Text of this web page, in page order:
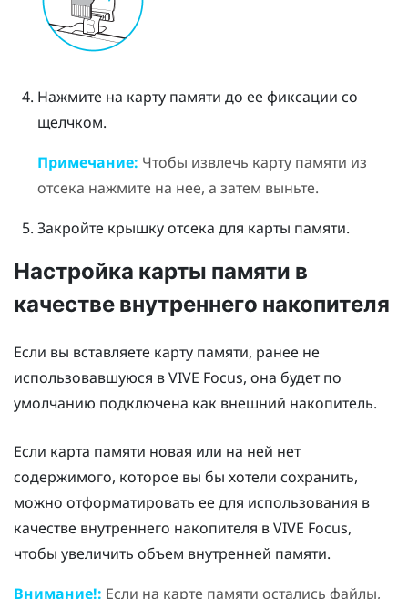
Нажмите на карту памяти до ее фиксации со
щелчком.
Примечание: Чтобы извлечь карту памяти из
отсека нажмите на нее, а затем выньте.
Закройте крышку отсека для карты памяти.
Настройка карты памяти в
качестве внутреннего накопителя
Если вы вставляете карту памяти, ранее не
использовавшуюся вVIVE Focus, она будет по
умолчанию подключена как внешний накопитель.
Если карта памяти новая или на ней нет
содержимого, которое вы бы хотели сохранить,
можно отформатировать ее для использования в
качестве внутреннего накопителя вVIVE Focus,
чтобы увеличить объем внутренней памяти.
Внимание!: Если на карте памяти остались файлы,